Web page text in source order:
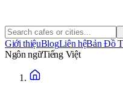
Giới thiệuBlogLiên hệBản Đồ
Ngôn ngữTiếng Việt